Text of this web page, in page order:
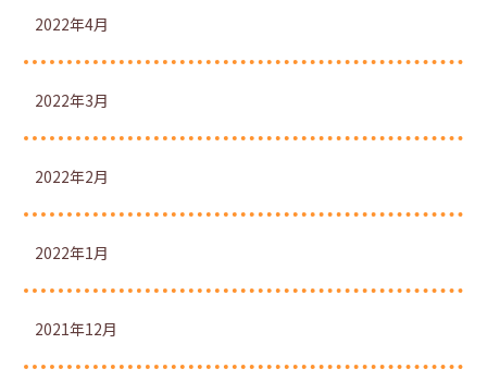
2022年4月
2022年3月
2022年2月
2022年1月
2021年12月